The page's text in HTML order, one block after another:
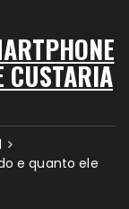
CUSTARIA
e quanto ele